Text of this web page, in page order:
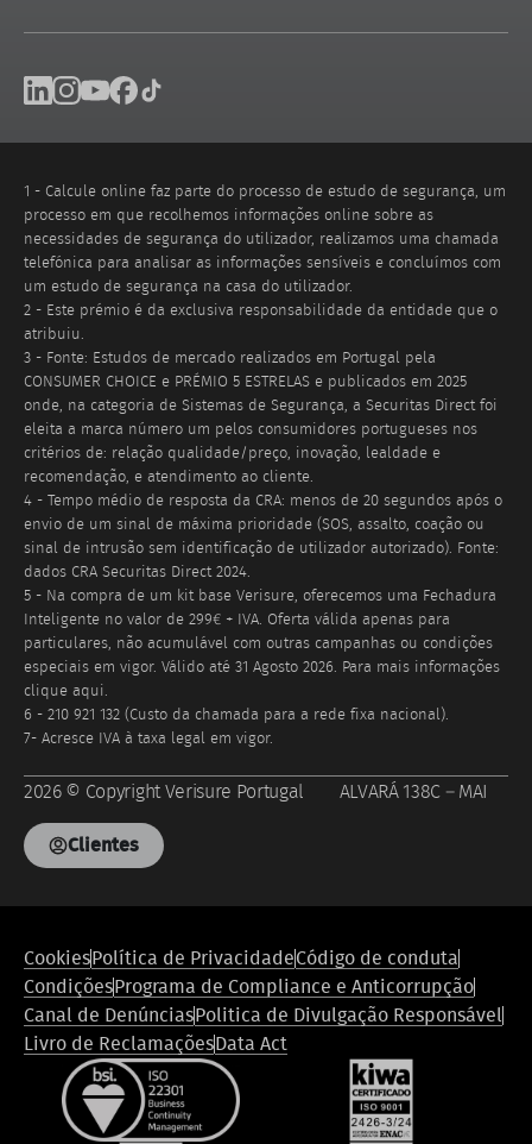
Footer
networks
LinkedinInstagram
Youtube
1 - Calcule online faz parte do processo de estudo de segurança, um
processo em que recolhemos informações online sobre as
necessidades de segurança do utilizador, realizamos uma chamada
telefónica para analisar as informações sensíveis e concluímos com
um estudo de segurança na casa do utilizador.
2 - Este prémio é da exclusiva responsabilidade da entidade que o
atribuiu.
3 - Fonte: Estudos de mercado realizados em Portugal pela
CONSUMER CHOICE e PRÉMIO 5 ESTRELAS e publicados em 2025
onde, na categoria de Sistemas de Segurança, a Securitas Direct foi
eleita a marca número um pelos consumidores portugueses nos
critérios de: relação qualidade/preço, inovação, lealdade e
recomendação, e atendimento ao cliente.
4 - Tempo médio de resposta da CRA: menos de 20 segundos após o
envio de um sinal de máxima prioridade (SOS, assalto, coação ou
sinal de intrusão sem identificação de utilizador autorizado). Fonte:
dados CRA Securitas Direct 2024.
5 - Na compra de um kit base Verisure, oferecemos uma Fechadura
Inteligente no valor de 299€ + IVA. Oferta válida apenas para
particulares, não acumulável com outras campanhas ou condições
especiais em vigor. Válido até 31 Agosto 2026. Para mais informações
clique aqui.
6 - 210 921 132 (Custo da chamada para a rede fixa nacional).
7- Acresce IVA à taxa legal em vigor.
2026 © Copyright Verisure Portugal ALVARÁ 138C – MAI
Clientes
Footer
legal
compliance
Cookies Política de PrivacidadeCódigo de conduta
Condições Programa de Compliance e Anticorrupção
Canal de Denúncias Politica de Divulgação Responsável
Livro de Reclamações Data Act